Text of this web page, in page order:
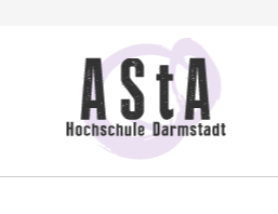
SucheSchrift kleiner